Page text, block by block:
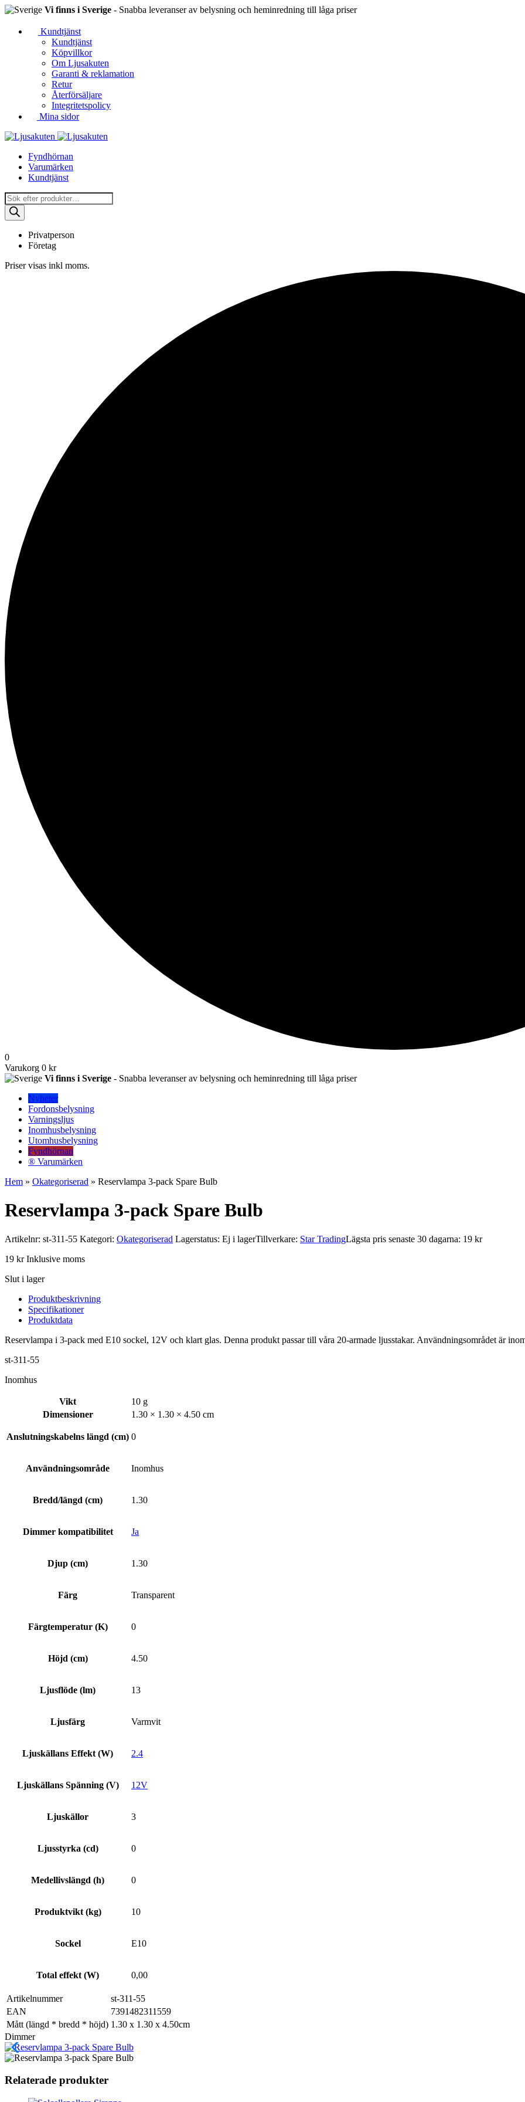
Vi finns i Sverige - Snabba leveranser av belysning och heminredning till låga priser
Kundtjänst
Kundtjänst
Köpvillkor
Om Ljusakuten
Garanti & reklamation
Retur
Återförsäljare
Integritetspolicy
Mina sidor
Fyndhörnan
Varumärken
Kundtjänst
Produktsökning
Privatperson
Företag
Priser visas inkl moms.
0
Varukorg 0 kr
Vi finns i Sverige - Snabba leveranser av belysning och heminredning till låga priser
Nyheter
Fordonsbelysning
Varningsljus
Inomhusbelysning
Utomhusbelysning
Fyndhörnan
® Varumärken
Hem » Okategoriserad » Reservlampa 3-pack Spare Bulb
Reservlampa 3-pack Spare Bulb
Artikelnr: st-311-55 Kategori: Okategoriserad Lagerstatus: Ej i lagerTillverkare: Star TradingLägsta pris senaste 30 dagarna: 19 kr
19 kr Inklusive moms
Slut i lager
Produktbeskrivning
Specifikationer
Produktdata
Reservlampa i 3-pack med E10 sockel, 12V och klart glas. Denna produkt passar till våra 20-armade ljusstakar. Användningsområdet är
st-311-55
Inomhus
Vikt
10 g
Dimensioner
1.30 × 1.30 × 4.50 cm
Anslutningskabelns längd (cm) 0
Användningsområde Inomhus
Bredd/längd (cm) 1.30
Dimmer kompatibilitet Ja
Djup (cm) 1.30
Färg Transparent
Färgtemperatur (K) 0
Höjd (cm) 4.50
Ljusflöde (lm) 13
Ljusfärg Varmvit
Ljuskällans Effekt (W) 2.4
Ljuskällans Spänning (V) 12V
Ljuskällor 3
Ljusstyrka (cd) 0
Medellivslängd (h) 0
Produktvikt (kg) 10
Sockel E10
Total effekt (W) 0,00
Artikelnummer
st-311-55
EAN
7391482311559
Mått (längd * bredd * höjd) 1.30 x 1.30 x 4.50cm
Dimmer
Relaterade produkter